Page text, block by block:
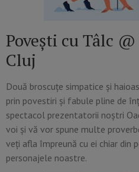
Povești cu Tâlc
Cluj
Două broscuțe simpatice și
prin povestiri și fabule pline de
spectacol prezentatorii noștri
voi și vă vor spune multe
veți afla împreună cu ei chiar
personajele noastre.